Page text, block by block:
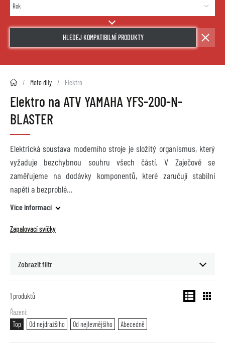
HLEDEJ KOMPATIBILNÍ PRODUKTY
2HMOTO.cz Moto díly Elektro
Elektro na ATV YAMAHA YFS-200-N-
BLASTER
Elektrická soustava moderního stroje je složitý organismus, který
vyžaduje bezchybnou souhru všech částí. V Zaječově se
zaměřujeme na dodávky komponentů, které zaručují stabilní
napětí a bezproblé
Více informací
Zapalovací svíčky
Zobrazit filtr
1 produktů
Řazení
Top
Od nejdražšího Od nejlevnějšího Abecedně